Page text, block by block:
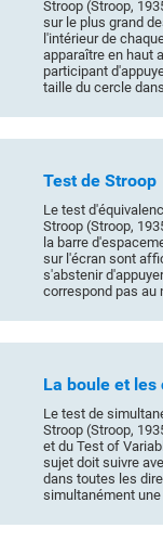
Stroop (Stroop,
sur le plus grand
l'intérieur de
apparaître en haut
participant
taille du cercle
Test de Stroop
Le test
Stroop (Stroop,
la barre
sur l'écran sont
s'abstenir
correspond pas au
La boule et les
Le test de
Stroop (Stroop,
et du Test of
sujet doit suivre
dans toutes les
simultanément